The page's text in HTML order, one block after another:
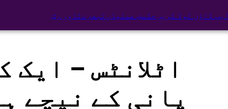
ٹاور رشتبصرے حکمتِ عملیاںایپ ڈاؤن لوڈ کریں
اٹلانٹس – ایک
پانی کے نیچے